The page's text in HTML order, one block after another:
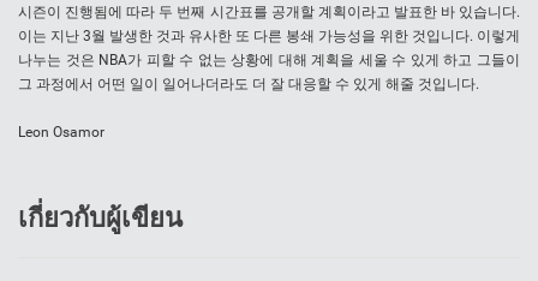
시즌이 진행됨에 따라 두 번째 시간표를 공개할 계획이라고 발표한 바 있습니다.
이는 지난 3월 발생한 것과 유사한 또 다른 봉쇄 가능성을 위한 것입니다. 이렇게
나누는 것은 NBA가 피할 수 없는 상황에 대해 계획을 세울 수 있게 하고 그들이
그 과정에서 어떤 일이 일어나더라도 더 잘 대응할 수 있게 해줄 것입니다.
Leon Osamor
เกี่ยวกับผู้เขียน